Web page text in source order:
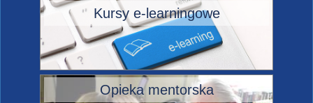
Kursy e-learningowe
Opieka mentorska